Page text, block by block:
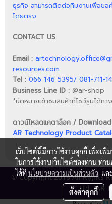
ธุรกิจ สามารถติดต่อทีมงานเพื่อขอ
โดยตรง
CONTACT US
Email :
resources.com
Tel : 066 146 5395/ 081-711-
Business Line ID : @ar-shop
*นัดหมายเข้าชมสินค้าที่โชว์รูมได้ทา
ดาวน์โหลดแคตาล็อค /
AR Technology Product
© Copyright 2018 All Rights
Ltd. (AR
เว็บไซต์นี้มีการใช้งานคุกกี้ เพื่อเ
ในการใช้งานเว็บไซต์ของท่าน ท่า
ได้ที่นโยบายความเป็นส่วนตัว แล
ตั้งค่าคุกกี้